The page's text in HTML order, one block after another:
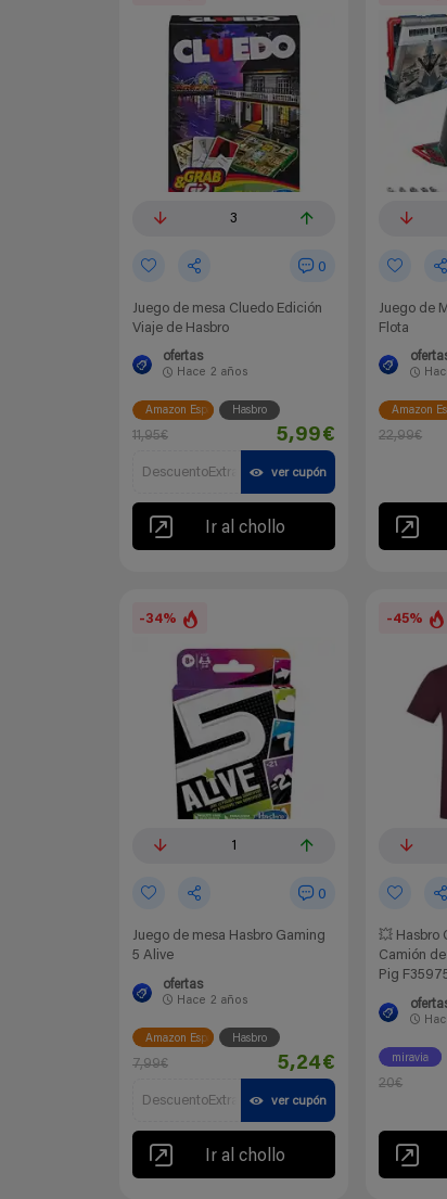
3
0
Juego de mesa Cluedo Edición
Viaje de Hasbro
ofertas
Hace 2 años
Amazon España Hasbro
11,95€ 5,99€
DescuentoExtra ver cupón
Ir al chollo
Juego de
Flota
Amazon
22,99€
-34%
1
0
Juego de mesa Hasbro Gaming
5 Alive
ofertas
Hace 2 años
Amazon España Hasbro
7,99€ 5,24€
DescuentoExtra ver cupón
Ir al chollo
-45%
💥 Hasbro
Camión
Pig
miravia
20€